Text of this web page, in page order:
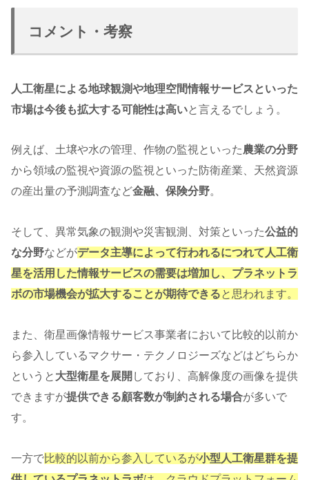
コメント・考察
人工衛星による地球観測や地理空間情報サービスといった
市場は今後も拡大する可能性は高いと言えるでしょう。
例えば、土壌や水の管理、作物の監視といった農業の分野
から領域の監視や資源の監視といった防衛産業、天然資源
の産出量の予測調査など金融、保険分野。
そして、異常気象の観測や災害観測、対策といった公益的
な分野などがデータ主導によって行われるにつれて人工衛
星を活用した情報サービスの需要は増加し、プラネットラ
ボの市場機会が拡大することが期待できる と思われます。
また、衛星画像情報サービス事業者において比較的以前か
ら参入しているマクサー・テクノロジーズなどはどちらか
というと 大型衛星を展開 しており、高解像度の画像を提供
できますが提供できる顧客数が制約される場合が多いで
す。
一方で比較的以前から参入しているが小型人工衛星群を提